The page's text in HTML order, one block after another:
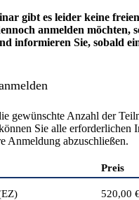
gibt es leider keine
anmelden möchten,
informieren Sie, sobald
gewünschte Anzahl der
Sie alle erforderlichen
Anmeldung abzuschließen.
Preis
520,00